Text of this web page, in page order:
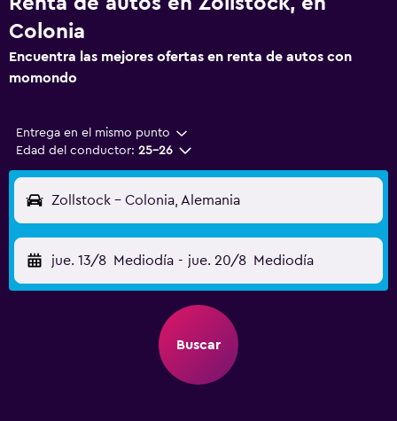
Colonia
Encuentra las mejores ofertas en renta de autos con
momondo
Entrega en el mismo punto
Edad del conductor: 25-26
Zollstock - Colonia, Alemania
jue. 13/8 Mediodía - jue. 20/8 Mediodía
Buscar